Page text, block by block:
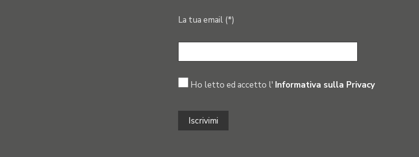
La tua email (*)
Ho letto ed accetto l' Informativa sulla Privacy